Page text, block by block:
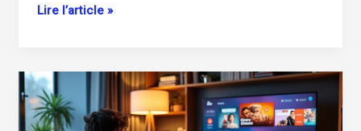
+992
l’indicatif
du
Tadjikistan
Lire l’article »